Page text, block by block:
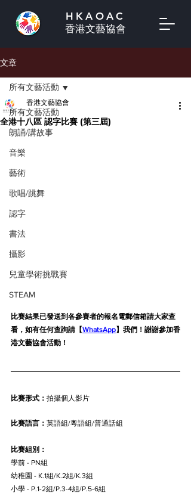
HKAOAC
香港文藝協會
文章
所有文藝活動
朗誦/講故事
音樂
藝術
歌唱/跳舞
認字
書法
攝影
兒童學術挑戰賽
STEAM
所有文藝活動
全港十八區 認字比賽 (第三屆)
香港文藝協會
比賽結果已發送到各參賽者的報名電郵信箱請大家查
看，如有任何查詢請【WhatsApp】我們！謝謝參加香
港文藝協會活動！
比賽形式： 拍攝個人影片
比賽語言： 英語組/粵語組/普通話組
比賽組別：
學前 - PN組
幼稚園 - K.1組/K.2組/K.3組
小學 - P.1-2組/P.3-4組/P.5-6組